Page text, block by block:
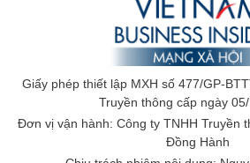
Giấy phép thiết lập MXH số 477/GP-
Truyền thông cấp ngày
Đơn vị vận hành: Công ty TNHH Truyền
Đồng Hành